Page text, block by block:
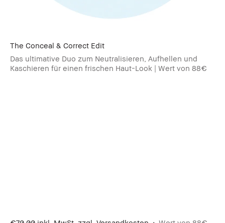
The Conceal & Correct Edit
Das ultimative Duo zum Neutralisieren, Aufhellen und
Kaschieren für einen frischen Haut-Look | Wert von 88€